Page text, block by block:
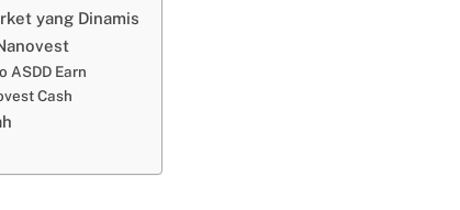
yang Dinamis
ASDD Earn
Cash